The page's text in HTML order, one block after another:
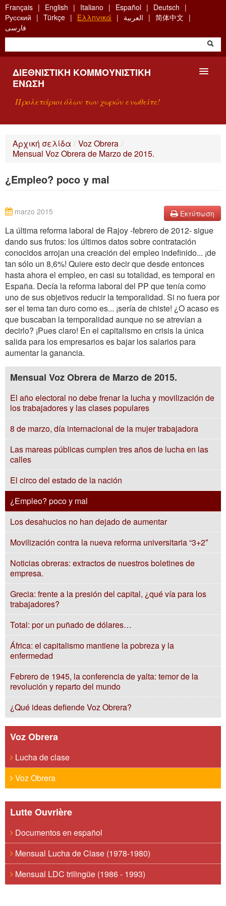
Skip
to
main
content
Français English Italiano Español
Deutsch
Русский
Türkçe Ελληνικά العربية
简体中文
فارسی
ΔΙΕΘΝΙΣΤΙΚΉ ΚΟΜΜΟΥΝΙΣΤΙΚΉ
ΈΝΩΣΗ
Προλετάριοι όλων των χωρών ενωθείτε!
ΤΙ ΕΊΝΑΙ Η ΔKΕ;
ΑΝΑΖΉΤΗΣΗ
Αρχική σελίδα / Voz Obrera /
Mensual Voz Obrera de Marzo de 2015.
¿Empleo? poco y mal
Εκτύπωση
marzo 2015
La última reforma laboral de Rajoy -febrero de 2012- sigue
dando sus frutos: los últimos datos sobre contratación
conocidos arrojan una creación del empleo indefinido... ¡de
tan sólo un 8,6%! Quiere esto decir que desde entonces
hasta ahora el empleo, en casi su totalidad, es temporal en
España. Decía la reforma laboral del PP que tenía como
uno de sus objetivos reducir la temporalidad. Si no fuera por
ser el tema tan duro como es... ¡sería de chiste! ¿O acaso es
que buscaban la temporalidad aunque no se atrevían a
decirlo? ¡Pues claro! En el capitalismo en crisis la única
salida para los empresarios es bajar los salarios para
aumentar la ganancia.
Mensual Voz Obrera de Marzo de 2015.
El año electoral no debe frenar la lucha y movilización de
los trabajadores y las clases populares
8 de marzo, día internacional de la mujer trabajadora
Las mareas públicas cumplen tres años de lucha en las
calles
El circo del estado de la nación
¿Empleo? poco y mal
Los desahucios no han dejado de aumentar
Movilización contra la nueva reforma universitaria “3+2″
Noticias obreras: extractos de nuestros boletines de
empresa.
Grecia: frente a la presión del capital, ¿qué vía para los
trabajadores?
Total: por un puñado de dólares…
África: el capitalismo mantiene la pobreza y la
enfermedad
Febrero de 1945, la conferencia de yalta: temor de la
revolución y reparto del mundo
¿Qué ideas defiende Voz Obrera?
Voz Obrera
Lucha de clase
Voz Obrera
Lutte Ouvrière
Documentos en español
Mensual Lucha de Clase (1978-1980)
Mensual LDC trilingüe (1986 - 1993)